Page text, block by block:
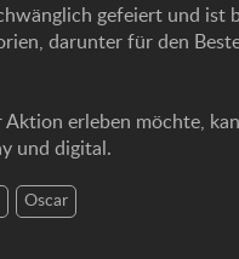
gefeiert und
darunter für den
erleben möchte,
und digital.
Oscar